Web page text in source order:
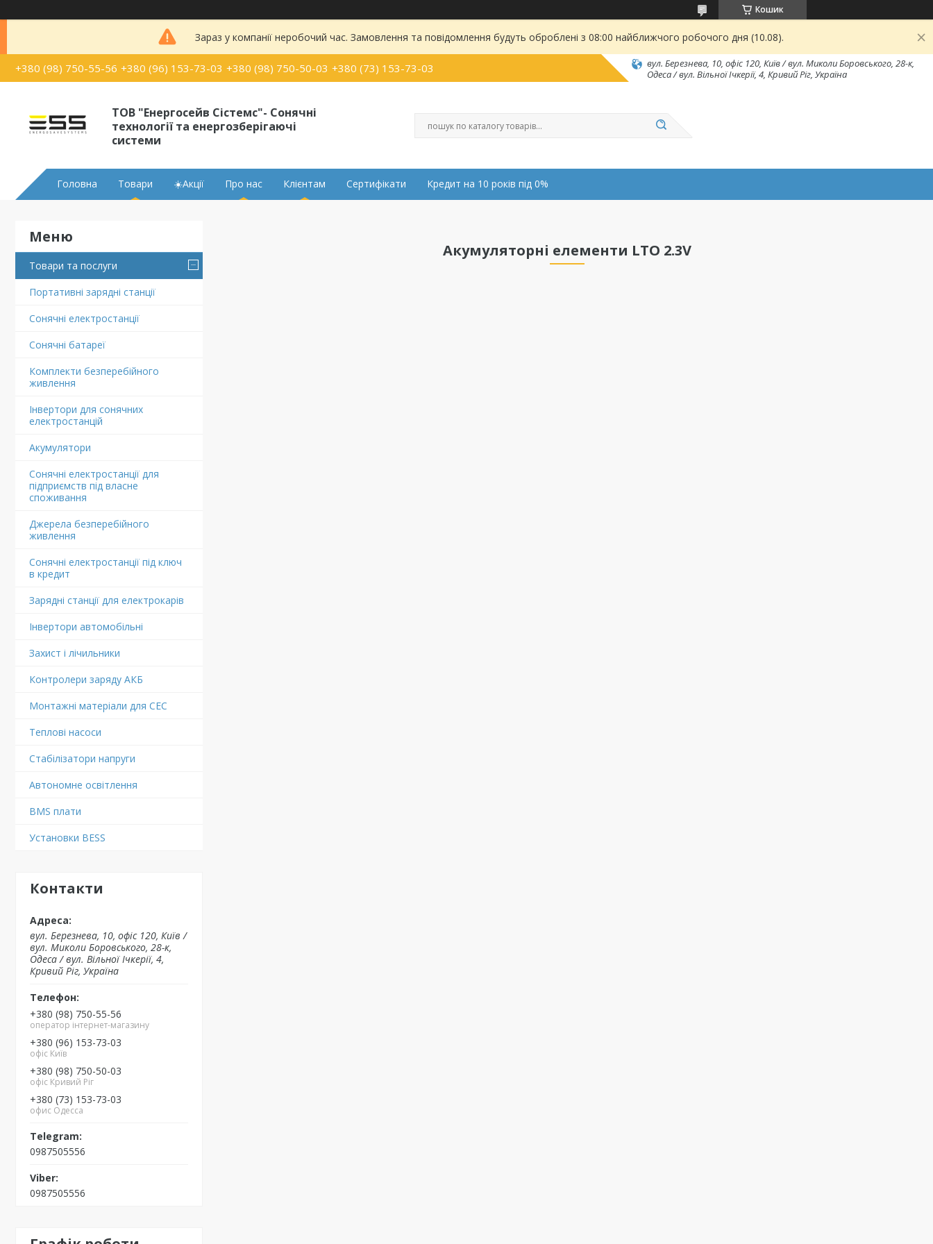
Кошик
Зараз у компанії неробочий час. Замовлення та повідомлення будуть оброблені з 08:00 найближчого робочого дня (10.08).
+380 (98) 750-55-56 +380 (96) 153-73-03 +380 (98) 750-50-03 +380 (73) 153-73-03
вул. Березнева, 10, офіс 120, Київ / вул. Миколи Боровського, 28-к,
Одеса / вул. Вільної Ічкерії, 4, Кривий Ріг, Україна
ТОВ "Енергосейв Сістемс"- Сонячні
технології та енергозберігаючі
системи
Головна Товари ☀️Акції Про нас Клієнтам Сертифікати Кредит на 10 років під 0%
Товари та послуги
Портативні зарядні станції
Сонячні електростанції
Сонячні батареї
Комплекти безперебійного
живлення
Інвертори для сонячних
електростанцій
Акумулятори
Сонячні електростанції для
підприємств під власне
споживання
Джерела безперебійного
живлення
Сонячні електростанції під ключ
в кредит
Зарядні станції для електрокарів
Інвертори автомобільні
Захист і лічильники
Контролери заряду АКБ
Монтажні матеріали для СЕС
Теплові насоси
Стабілізатори напруги
Автономне освітлення
BMS плати
Установки BESS
Контакти
вул. Березнева, 10, офіс 120, Київ /
вул. Миколи Боровського, 28-к,
Одеса / вул. Вільної Ічкерії, 4,
Кривий Ріг, Україна
+380 (98) 750-55-56
оператор інтернет-магазину
+380 (96) 153-73-03
офіс Київ
+380 (98) 750-50-03
офіс Кривий Ріг
+380 (73) 153-73-03
офис Одесса
0987505556
0987505556
Акумуляторні елементи LTO 2.3V